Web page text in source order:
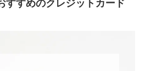
すすめのクレジットカード